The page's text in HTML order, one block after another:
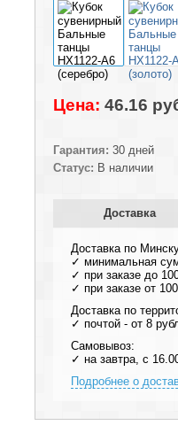
Цена: 46.16
Гарантия: 30 дней
Статус: В наличии
Доставка
Доставка по
✓ минимальная
✓ при заказе до
✓ при заказе от
Доставка по
✓ почтой - от 8
Самовывоз:
✓ на завтра, с
Подробнее о